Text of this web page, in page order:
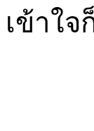
เข้าใจ